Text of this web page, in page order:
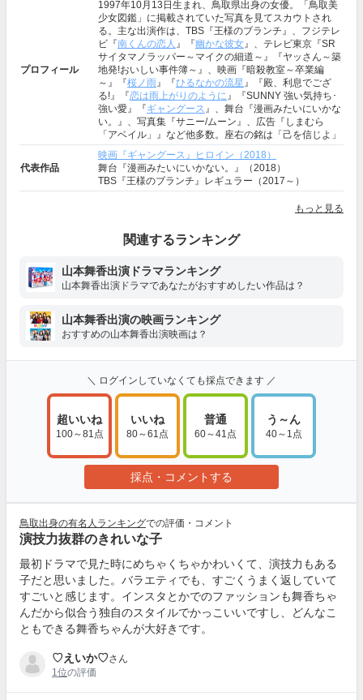
プロフィール
1997年10月13日生まれ、鳥取県出身の女優。「鳥取美
少女図鑑」に掲載されていた写真を見てスカウトされ
る。主な出演作は、TBS『王様のブランチ』、フジテレ
ビ『南くんの恋人 』『幽かな彼女』、テレビ東京『SR
サイタマノラッパー～マイクの細道～』『ヤッさん～築
地発!おいしい事件簿～』、映画『暗殺教室～卒業編
～』『桜ノ雨』『ひるなかの流星』『殿、利息でござ
る!』『恋は雨上がりのように』『SUNNY 強い気持ち･
強い愛』『ギャングース』、舞台『漫画みたいにいかな
い。』、写真集『サニー/ムーン』、広告『しまむら
「アベイル」』など他多数。座右の銘は「己を信じよ」
代表作品
映画『ギャングース』ヒロイン（2018）
舞台『漫画みたいにいかない。』（2018）
TBS『王様のブランチ』レギュラー（2017～）
もっと見る
関連するランキング
山本舞香出演ドラマランキング
山本舞香出演ドラマであなたがおすすめしたい作品は？
山本舞香出演の映画ランキング
おすすめの山本舞香出演映画は？
＼ ログインしていなくても採点できます ／
超いいね
100～81点
いいね
80～61点
普通
60～41点
う～ん
40～1点
採点・コメントする
鳥取出身の有名人ランキングでの評価・コメント
演技力抜群のきれいな子
最初ドラマで見た時にめちゃくちゃかわいくて、演技力もある
子だと思いました。バラエティでも、すごくうまく返していて
すごいと感じます。インスタとかでのファッションも舞香ちゃ
んだから似合う独自のスタイルでかっこいいですし、どんなこ
ともできる舞香ちゃんが大好きです。
♡えいか♡さん
1位の評価